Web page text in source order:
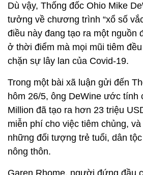
Dù vậy, Thống đốc Ohio Mike
tưởng về chương trình “xổ số
điều này đang tạo ra một nguồn
ở thời điểm mà mọi mũi tiêm
chặn sự lây lan của Covid-19.
Trong một bài xã luận gửi đến
hôm 26/5, ông DeWine ước tính
Million đã tạo ra hơn 23 triệu
miễn phí cho việc tiêm chủng,
những đối tượng trẻ tuổi, dân
nông thôn.
Garen Rhome, người đứng đầu